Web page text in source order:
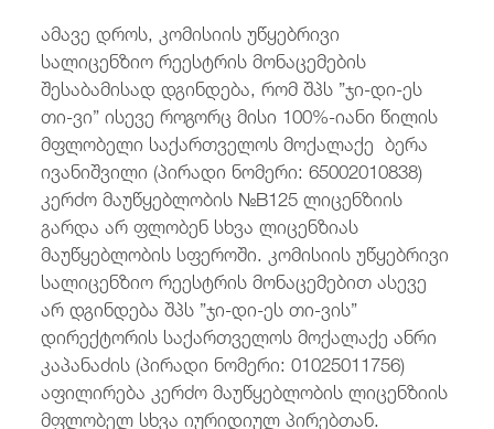
ამავე დროს, კომისიის უწყებრივი
სალიცენზიო რეესტრის მონაცემების
შესაბამისად დგინდება, რომ შპს ”ჯი-დი-ეს
თი-ვი” ისევე როგორც მისი 100%-იანი წილის
მფლობელი საქართველოს მოქალაქე ბერა
ივანიშვილი (პირადი ნომერი: 65002010838)
კერძო მაუწყებლობის №B125 ლიცენზიის
გარდა არ ფლობენ სხვა ლიცენზიას
მაუწყებლობის სფეროში. კომისიის უწყებრივი
სალიცენზიო რეესტრის მონაცემებით ასევე
არ დგინდება შპს ”ჯი-დი-ეს თი-ვის”
დირექტორის საქართველოს მოქალაქე ანრი
კაპანაძის (პირადი ნომერი: 01025011756)
აფილირება კერძო მაუწყებლობის ლიცენზიის
მფლობელ სხვა იურიდიულ პირებთან.